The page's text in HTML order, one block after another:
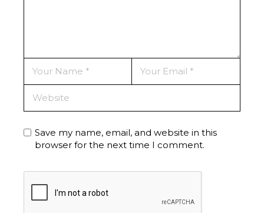
Save my name, email, and website in this
browser for the next time I comment.